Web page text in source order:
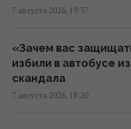
В июне – 30 бомб, в
16:04 пятница, 07 августа 2026
Киборга
судят из-за
7 августа 2026, 19:37
«Зачем вас
избили в автобусе
скандала
7 августа 2026, 18:20